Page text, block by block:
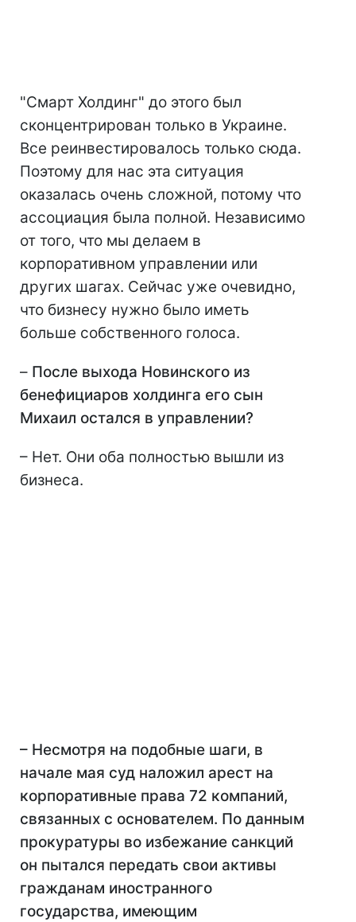
"Смарт Холдинг" до этого был
сконцентрирован только в Украине.
Все реинвестировалось только сюда.
Поэтому для нас эта ситуация
оказалась очень сложной, потому что
ассоциация была полной. Независимо
от того, что мы делаем в
корпоративном управлении или
других шагах. Сейчас уже очевидно,
что бизнесу нужно было иметь
больше собственного голоса.
– После выхода Новинского из
бенефициаров холдинга его сын
Михаил остался в управлении?
– Нет. Они оба полностью вышли из
бизнеса.
– Несмотря на подобные шаги, в
начале мая суд наложил арест на
корпоративные права 72 компаний,
связанных с основателем. По данным
прокуратуры во избежание санкций
он пытался передать свои активы
гражданам иностранного
государства, имеющим